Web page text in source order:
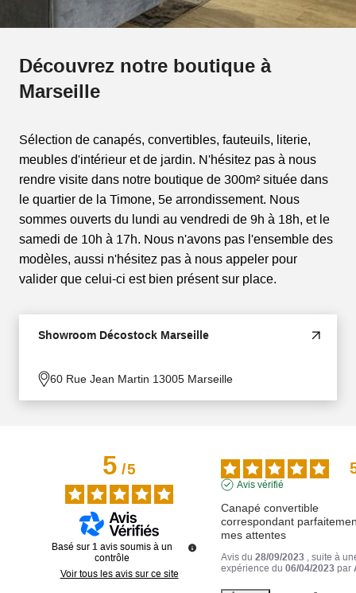
Découvrez notre boutique à
Marseille
Sélection de canapés, convertibles, fauteuils, literie,
meubles d'intérieur et de jardin. N'hésitez pas à nous
rendre visite dans notre boutique de 300m² située dans
le quartier de la Timone, 5e arrondissement. Nous
sommes ouverts du lundi au vendredi de 9h à 18h, et le
samedi de 10h à 17h. Nous n'avons pas l'ensemble des
modèles, aussi n'hésitez pas à nous appeler pour
valider que celui-ci est bien présent sur place.
Showroom Décostock Marseille
60 Rue Jean Martin 13005 Marseille
5/5
Basé sur 1 avis soumis à un
contrôle
Voir tous les avis sur ce site
Avis vérifié
Canapé convertible
correspondant
mes attentes
Avis du 28/09/2023
, suite à
expérience du 06/04/2023 par